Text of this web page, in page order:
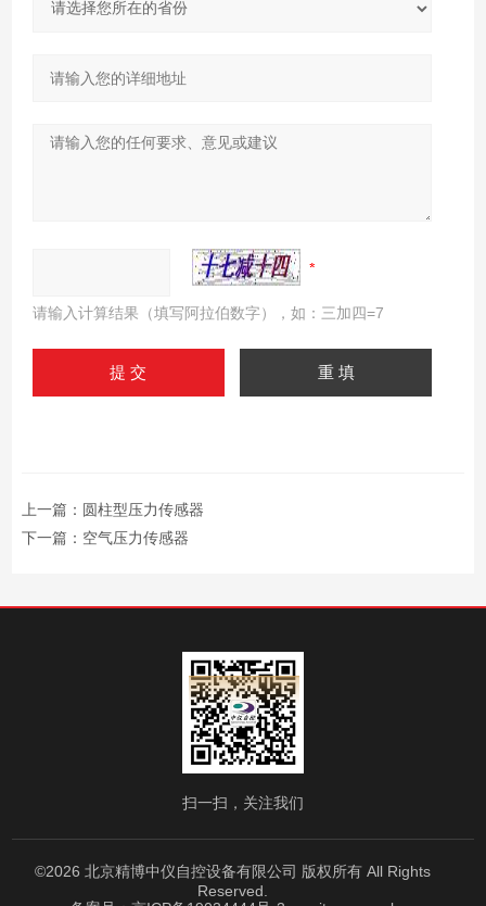
请输入计算结果（填写阿拉伯数字），如：三加四=7
上一篇： 圆柱型压力传感器
下一篇： 空气压力传感器
扫一扫，关注我们
©2026 北京精博中仪自控设备有限公司 版权所有 All Rights
Reserved.